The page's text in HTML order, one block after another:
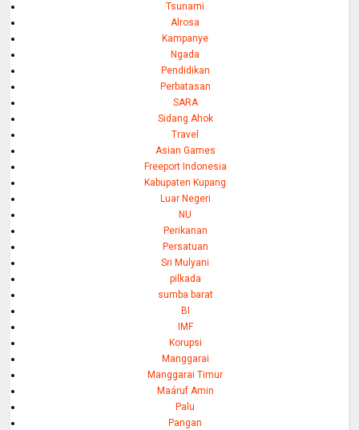
Tsunami
Alrosa
Kampanye
Ngada
Pendidikan
Perbatasan
SARA
Sidang Ahok
Travel
Asian Games
Freeport Indonesia
Kabupaten Kupang
Luar Negeri
NU
Perikanan
Persatuan
Sri Mulyani
pilkada
sumba barat
BI
IMF
Korupsi
Manggarai
Manggarai Timur
Maáruf Amin
Palu
Pangan